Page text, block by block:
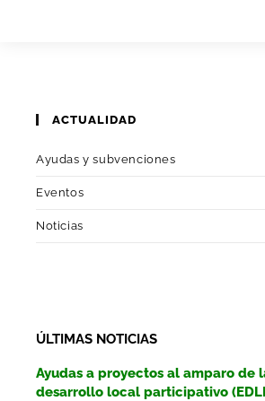
ACTUALIDAD
Ayudas y subvenciones
Eventos
Noticias
ÚLTIMAS NOTICIAS
Ayudas a proyectos al amparo de
desarrollo local participativo